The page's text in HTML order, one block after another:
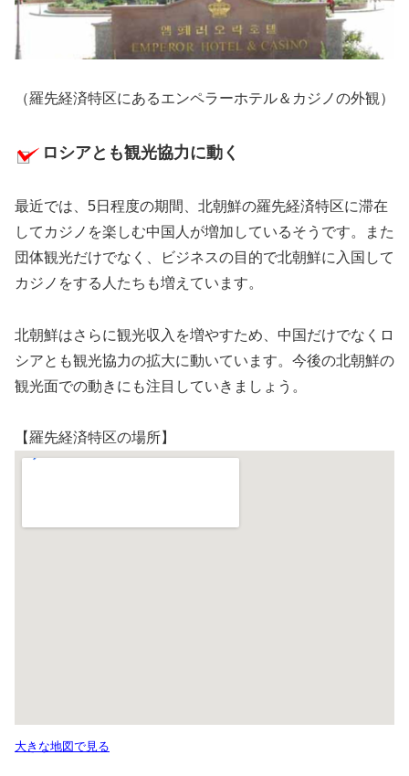
（羅先経済特区にあるエンペラーホテル＆カジノの外観）
ロシアとも観光協力に動く
最近では、5日程度の期間、北朝鮮の羅先経済特区に滞在
してカジノを楽しむ中国人が増加しているそうです。また
団体観光だけでなく、ビジネスの目的で北朝鮮に入国して
カジノをする人たちも増えています。
北朝鮮はさらに観光収入を増やすため、中国だけでなくロ
シアとも観光協力の拡大に動いています。今後の北朝鮮の
観光面での動きにも注目していきましょう。
【羅先経済特区の場所】
大きな地図で見る